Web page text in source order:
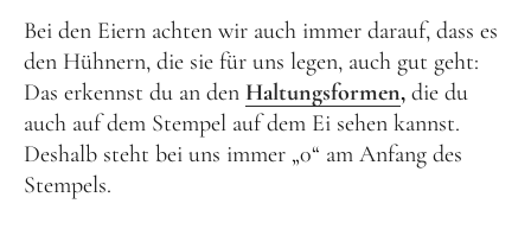
Bei den Eiern achten wir auch immer darauf, dass es
den Hühnern, die sie für uns legen, auch gut geht:
Das erkennst du an den Haltungsformen, die du
auch auf dem Stempel auf dem Ei sehen kannst.
Deshalb steht bei uns immer „0“ am Anfang des
Stempels.